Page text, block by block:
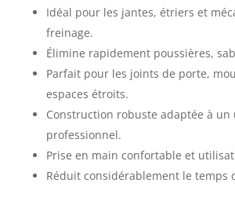
Idéal pour les jantes, étriers et
freinage.
Élimine rapidement poussières,
Parfait pour les joints de porte,
espaces étroits.
Construction robuste adaptée à un
professionnel.
Prise en main confortable et
Réduit considérablement le temps